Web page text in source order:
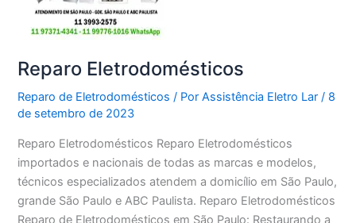
Reparo Eletrodomésticos
Reparo de Eletrodomésticos / PorAssistência Eletro Lar/ 8
de setembro de 2023
Reparo Eletrodomésticos Reparo Eletrodomésticos
importados e nacionais de todas as marcas e modelos,
técnicos especializados atendem a domicílio em São Paulo,
grande São Paulo e ABC Paulista. Reparo Eletrodomésticos
Reparo de Eletrodomésticos em São Paulo: Restaurando a